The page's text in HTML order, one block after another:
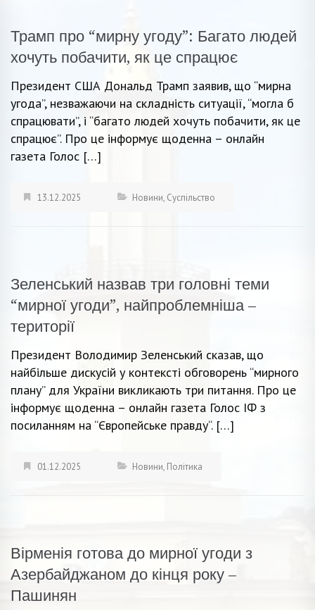
Трамп про “мирну угоду”: Багато людей
хочуть побачити, як це спрацює
Президент США Дональд Трамп заявив, що “мирна
угода”, незважаючи на складність ситуації, “могла б
спрацювати”, і “багато людей хочуть побачити, як це
спрацює”. Про це інформує щоденна – онлайн
газета Голос […]
13.12.2025 Новини, Суспільство
Зеленський назвав три головні теми
“мирної угоди”, найпроблемніша –
території
Президент Володимир Зеленський сказав, що
найбільше дискусій у контексті обговорень “мирного
плану” для України викликають три питання. Про це
інформує щоденна – онлайн газета Голос ІФ з
посиланням на “Європейськe правду“. […]
01.12.2025 Новини, Політика
Вірменія готова до мирної угоди з
Азербайджаном до кінця року –
Пашинян